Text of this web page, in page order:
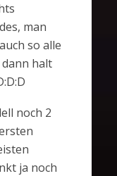
man
so alle
halt
noch 2
ja noch